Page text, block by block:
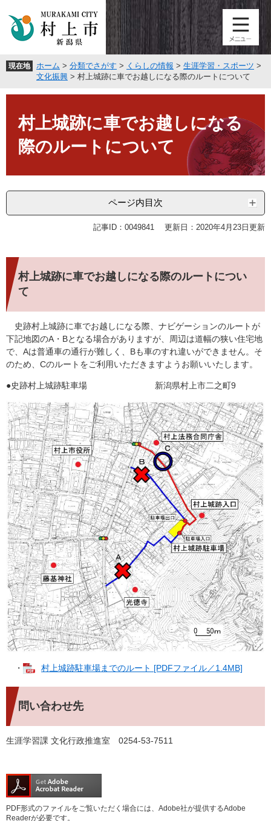
頭
す
飛
し
現在地 ホーム > 分類でさがす > くらしの情報 > 生涯学習・スポーツ >
文化振興 > 村上城跡に車でお越しになる際のルートについて
村上城跡に車でお越しになる
際のルートについて
ページ内目次
記事ID：0049841 更新日：2020年4月23日更新
村上城跡に車でお越しになる際のルートについ
て
史跡村上城跡に車でお越しになる際、ナビゲーションのルートが
下記地図のA・Bとなる場合がありますが、周辺は道幅の狭い住宅地
で、Aは普通車の通行が難しく、Bも車のすれ違いができません。そ
のため、Cのルートをご利用いただきますようお願いいたします。
●史跡村上城跡駐車場 新潟県村上市二之町9
・ 村上城跡駐車場までのルート [PDFファイル／1.4MB]
問い合わせ先
生涯学習課 文化行政推進室 0254-53-7511
PDF形式のファイルをご覧いただく場合には、Adobe社が提供するAdobe
Readerが必要です。